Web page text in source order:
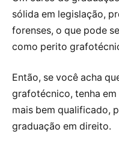
sólida em legislação,
forenses, o que pode
como perito
Então, se você acha
grafotécnico, tenha
mais bem qualificado,
graduação em direito.